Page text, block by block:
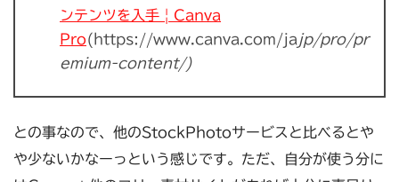
ンテンツを入手 | Canva
Pro(https://www.canva.com/ja jp/pro/pr
emium-content/)
との事なので、他のStockPhotoサービスと比べるとや
や少ないかなーっという感じです。ただ、自分が使う分に